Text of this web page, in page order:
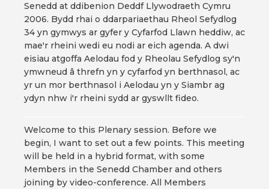
Senedd at ddibenion Deddf Llywodraeth Cymru
2006. Bydd rhai o ddarpariaethau Rheol Sefydlog
34 yn gymwys ar gyfer y Cyfarfod Llawn heddiw, ac
mae'r rheini wedi eu nodi ar eich agenda. A dwi
eisiau atgoffa Aelodau fod y Rheolau Sefydlog sy'n
ymwneud â threfn yn y cyfarfod yn berthnasol, ac
yr un mor berthnasol i Aelodau yn y Siambr ag
ydyn nhw i'r rheini sydd ar gyswllt fideo.
Welcome to this Plenary session. Before we
begin, I want to set out a few points. This meeting
will be held in a hybrid format, with some
Members in the Senedd Chamber and others
joining by video-conference. All Members